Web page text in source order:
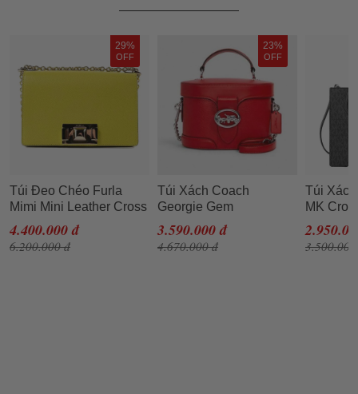
29%
OFF
Túi Đeo Chéo Furla
Mimi Mini Leather Cross
Body Bag DNV Lime
Jade Màu Vàng
4.400.000 đ
6.200.000 đ
23%
OFF
Túi Xách Coach
Georgie Gem
Crossbody Red Pebble
Leather Shoulder Purse
5503 Màu Đỏ
3.590.000 đ
4.670.000 đ
Túi
MK
Medium